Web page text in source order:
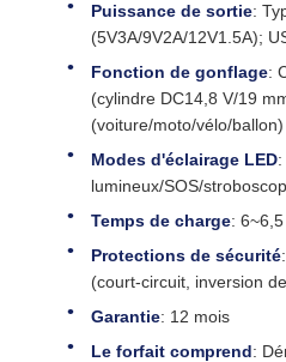
Puissance de sortie:
(5V3A/9V2A/12V1.5A);
Fonction de gonflage:
(cylindre DC14,8 V/19
(voiture/moto/vélo/ballon)
Modes d'éclairage LED
lumineux/SOS/
Temps de charge:
Protections de sécurité
(court-circuit, inversion
Garantie: 12 mois
Le forfait comprend: